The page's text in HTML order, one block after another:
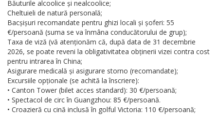
Băuturile alcoolice și nealcoolice;
Cheltuieli de natură personală;
Bacșișuri recomandate pentru ghizi locali și șoferi: 55
€/persoană (suma se va înmâna conducătorului de grup);
Taxa de viză (vă atenționăm că, după data de 31 decembrie
2026, se poate reveni la obligativitatea obținerii vizei contra cost
pentru intrarea în China;
Asigurare medicală și asigurare storno (recomandate);
Excursiile opționale (se achită la înscriere):
• Canton Tower (bilet acces standard): 30 €/persoană;
• Spectacol de circ în Guangzhou: 85 €/persoană.
• Croazieră cu cină inclusă în golful Victoria: 110 €/persoană;